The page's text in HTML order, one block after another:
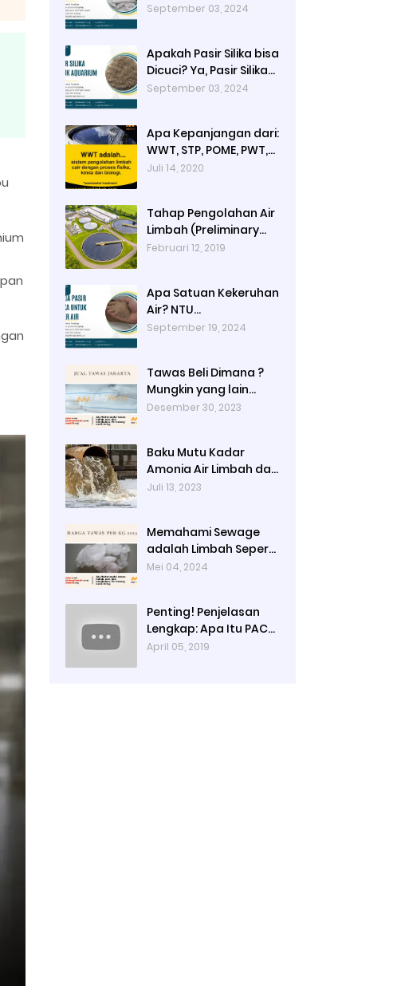
September 03, 2024
Apakah Pasir Silika bisa
Dicuci? Ya, Pasir Silika
untuk Filter Air Bisa
September 03, 2024
Apa Kepanjangan dari:
WWT, STP, POME, PWT,
dan ETP (Pengolahan
Juli 14, 2020
Tahap Pengolahan Air
Limbah (Preliminary
Treatment, Primer
Treatment, Final
Treatment)
Februari 12, 2019
Apa Satuan Kekeruhan
Air? NTU
(Nephelometric
September 19, 2024
Tawas Beli Dimana ?
Mungkin yang lain
banyak, Tapi yang
Desember 30, 2023
Baku Mutu Kadar
Amonia Air Limbah dan
Cara Mengukurnya
Juli 13, 2023
Memahami Sewage
adalah Limbah Seperti
Feses atau Air Kotor
Mei 04, 2024
Penting! Penjelasan
Lengkap: Apa Itu PAC?
PAC Penjernih Air
April 05, 2019